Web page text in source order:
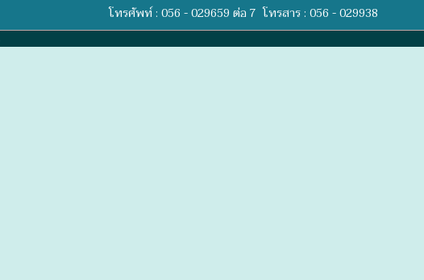
โทรศัพท์ : 056 - 029659 ต่อ 7 โทรสาร : 056 - 029938